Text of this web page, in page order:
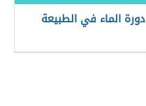
دورة الماء في الطبيعة